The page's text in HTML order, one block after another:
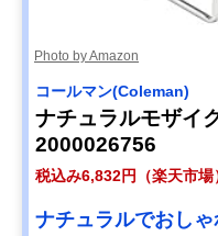
Photo by Amazon
コールマン(Coleman)
ナチュラルモザイ
2000026756
税込み6,832円（楽天市場
ナチュラルでおし